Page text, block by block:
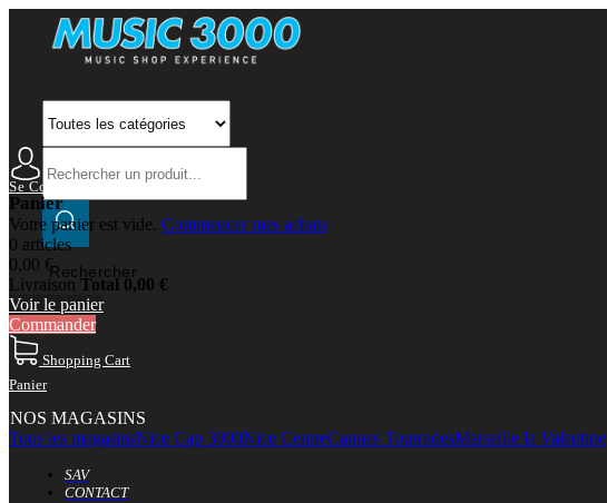
Rechercher
Se Connecter Mon Compte
Panier
Votre panier est vide. Commencer mes achats
0 articles
0,00 €
Livraison Total 0,00 €
Voir le panier
Commander
Shopping Cart
Panier
NOS MAGASINS
Tous les magasinsNice Cap 3000Nice CentreCannes TourradesMarseille la Valentine
SAV
CONTACT